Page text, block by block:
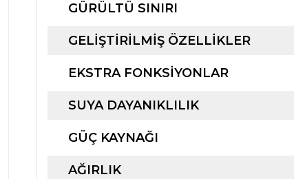
GÜRÜLTÜ SINIRI
GELIŞTIRILMIŞ ÖZELLIKLER
EKSTRA FONKSIYONLAR
SUYA DAYANIKLILIK
GÜÇ KAYNAĞI
AĞIRLIK